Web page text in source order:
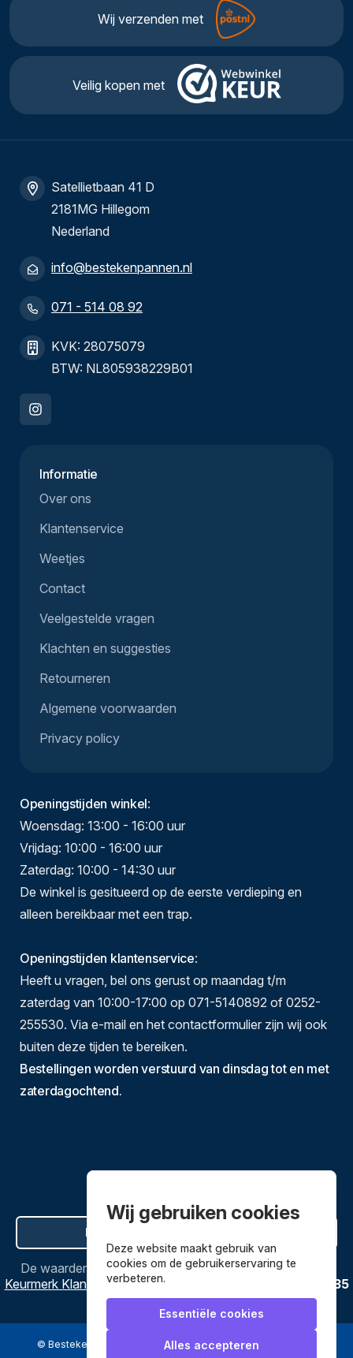
Wij verzenden met
Veilig kopen met
Satellietbaan 41 D
2181MG Hillegom
Nederland
info@bestekenpannen.nl
071 - 514 08 92
KVK: 28075079
BTW: NL805938229B01
Informatie
Over ons
Klantenservice
Weetjes
Contact
Veelgestelde vragen
Klachten en suggesties
Retourneren
Algemene voorwaarden
Privacy policy
Openingstijden winkel:
Woensdag: 13:00 - 16:00 uur
Vrijdag: 10:00 - 16:00 uur
Zaterdag: 10:00 - 14:30 uur
De winkel is gesitueerd op de eerste verdieping en
alleen bereikbaar met een trap.
Openingstijden klantenservice:
Heeft u vragen, bel ons gerust op maandag t/m
zaterdag van 10:00-17:00 op 071-5140892 of 0252-
255530. Via e-mail en het contactformulier zijn wij ook
buiten deze tijden te bereiken.
Bestellingen worden verstuurd van dinsdag tot en met
zaterdagochtend.
Hier de overeenkomst ontbinden
De waardering vanBestekenpannen.nlbijWebwinkel
Keurmerk Klantbeoordelingen
3635
reviews.
© Bestekenpannen.nl 2026 een webshop van
Wij gebruiken cookies
Deze website maakt gebruik van
cookies om de gebruikerservaring te
verbeteren.
Essentiële cookies
Alles accepteren